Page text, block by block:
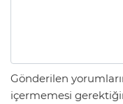
Gönderilen
içermemesi